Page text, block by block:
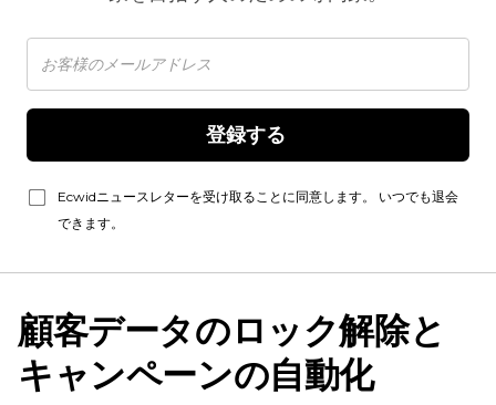
Ecwidニュースレターを受け取ることに同意します。 いつでも退会
できます。
顧客データのロック解除と
キャンペーンの自動化